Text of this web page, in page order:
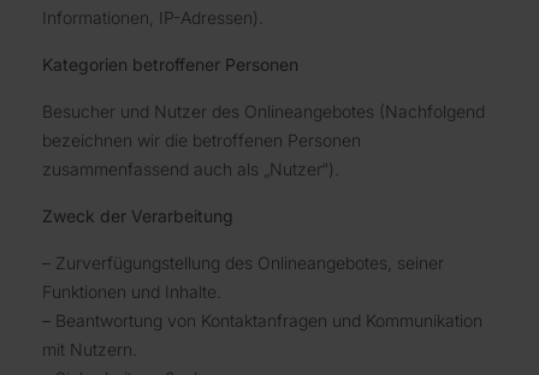
Informationen, IP-Adressen).
Kategorien betroffener Personen
Besucher und Nutzer des Onlineangebotes (Nachfolgend
bezeichnen wir die betroffenen Personen
zusammenfassend auch als „Nutzer“).
Zweck der Verarbeitung
– Zurverfügungstellung des Onlineangebotes, seiner
Funktionen und Inhalte.
– Beantwortung von Kontaktanfragen und Kommunikation
mit Nutzern.